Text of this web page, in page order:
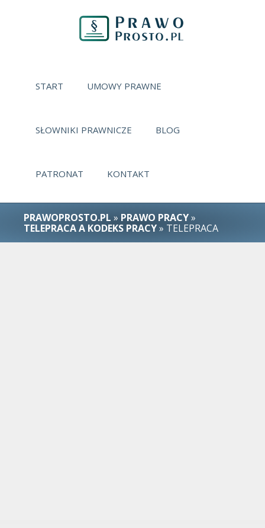
START UMOWY PRAWNE
SŁOWNIKI PRAWNICZE BLOG
PATRONAT KONTAKT
PRAWOPROSTO.PL » PRAWO PRACY»
TELEPRACA A KODEKS PRACY» TELEPRACA